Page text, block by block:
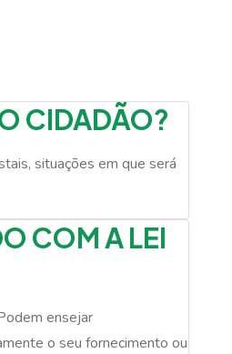
CIDADÃO?
situações em que será
COM A LEI
ensejar
o seu fornecimento ou